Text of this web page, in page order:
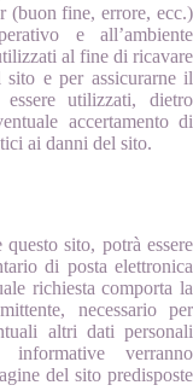
(buon fine, errore, ecc.)
e all’ambiente
al fine di ricavare
sito e per assicurarne il
utilizzati, dietro
accertamento di
ai danni del sito.
sito, potrà essere
di posta elettronica
richiesta comporta la
necessario per
altri dati personali
informative verranno
del sito predisposte